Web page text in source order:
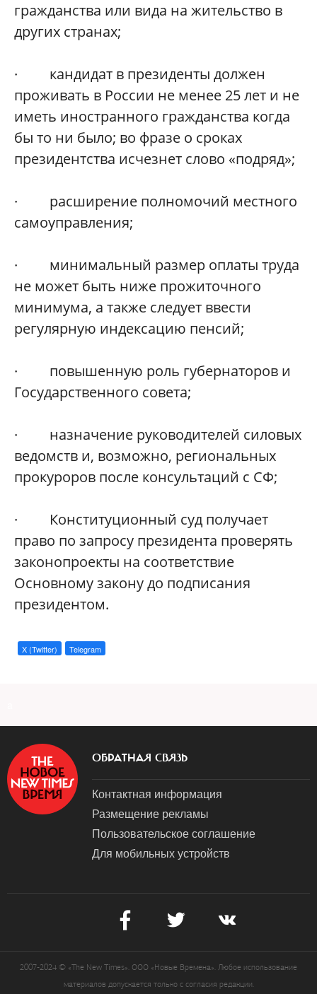
гражданства или вида на жительство в
других странах;
· кандидат в президенты должен
проживать в России не менее 25 лет и не
иметь иностранного гражданства когда
бы то ни было; во фразе о сроках
президентства исчезнет слово «подряд»;
· расширение полномочий местного
самоуправления;
· минимальный размер оплаты труда
не может быть ниже прожиточного
минимума, а также следует ввести
регулярную индексацию пенсий;
· повышенную роль губернаторов и
Государственного совета;
· назначение руководителей силовых
ведомств и, возможно, региональных
прокуроров после консультаций с СФ;
· Конституционный суд получает
право по запросу президента проверять
законопроекты на соответствие
Основному закону до подписания
президентом.
X (Twitter) Telegram
ОБРАТНАЯ СВЯЗЬ
Контактная информация
Размещение рекламы
Пользовательское соглашение
Для мобильных устройств
2007-2024 © «The New Times». ООО «Новые Времена». Любое использование
материалов допускается только с согласия редакции.